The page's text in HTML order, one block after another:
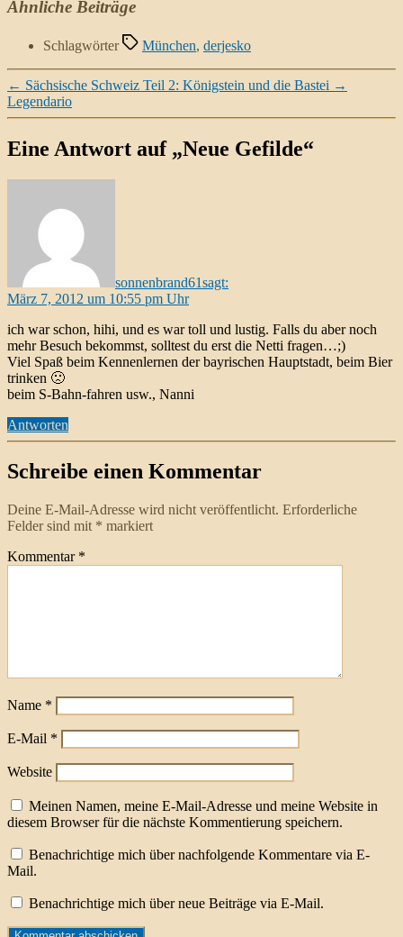
Ähnliche Beiträge
Schlagwörter München, derjesko
← Sächsische Schweiz Teil 2: Königstein und die Bastei →
Legendario
Eine Antwort auf „Neue Gefilde“
sonnenbrand61sagt:
März 7, 2012 um 10:55 pm Uhr
ich war schon, hihi, und es war toll und lustig. Falls du aber noch
mehr Besuch bekommst, solltest du erst die Netti fragen…;)
Viel Spaß beim Kennenlernen der bayrischen Hauptstadt, beim Bier
trinken 🙁
beim S-Bahn-fahren usw., Nanni
Antworten
Schreibe einen Kommentar
Deine E-Mail-Adresse wird nicht veröffentlicht. Erforderliche
Felder sind mit * markiert
Kommentar *
Name *
E-Mail *
Website
Meinen Namen, meine E-Mail-Adresse und meine Website in
diesem Browser für die nächste Kommentierung speichern.
Benachrichtige mich über nachfolgende Kommentare via E-
Mail.
Benachrichtige mich über neue Beiträge via E-Mail.